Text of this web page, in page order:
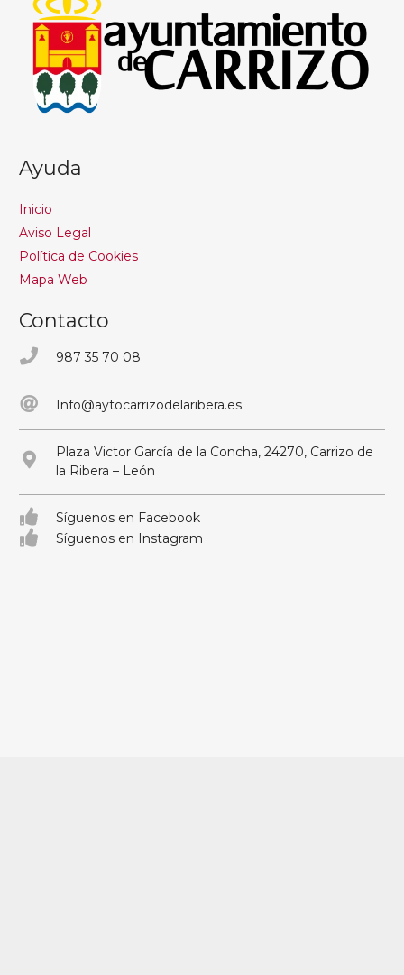
Ayuda
Inicio
Aviso Legal
Política de Cookies
Mapa Web
Contacto
987 35 70 08
Info@aytocarrizodelaribera.es
Plaza Victor García de la Concha, 24270, Carrizo de
la Ribera – León
Síguenos en Facebook
Síguenos en Instagram